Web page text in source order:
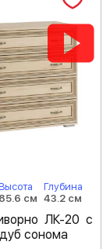
85.6 см
Глубина
43.2 см
ЛК-20 с
сонома